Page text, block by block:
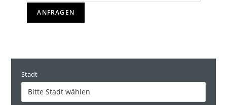
ANFRAGEN
Stadt